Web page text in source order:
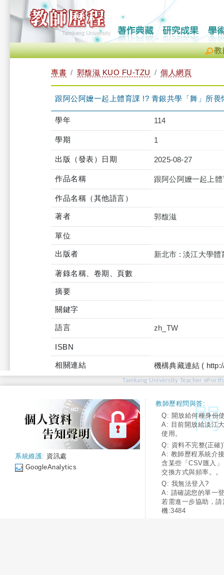
教
專書 郭馥滋 KUO FU-TZU 個人網頁
跟阿公阿嬤一起上體育課 !? 青銀共學「舞」所畏
學年 114
學期 1
出版（發表）日期 2025-08-27
作品名稱 跟阿公阿嬤一起上
作品名稱（其他語言）
著者 郭馥滋
單位
出版者 新北市 : 淡江大學體
著錄名稱、卷期、頁數
摘要
關鍵字
語言 zh_TW
ISBN
相關連結 機構典藏連結 (
Tamkang University Teacher
系統維護: 資訊處
GoogleAnalytics
教師歷程問與答:
Q: 開放給何種身份
A: 目前開放給淡江
使用。
Q: 資料不完整(正確
A: 教師歷程系統介
含某些「CSV匯入
交換方式與頻率。。
Q: 我無法登入?
A: 請確認您的單一
若需進一步協助，
機:3484